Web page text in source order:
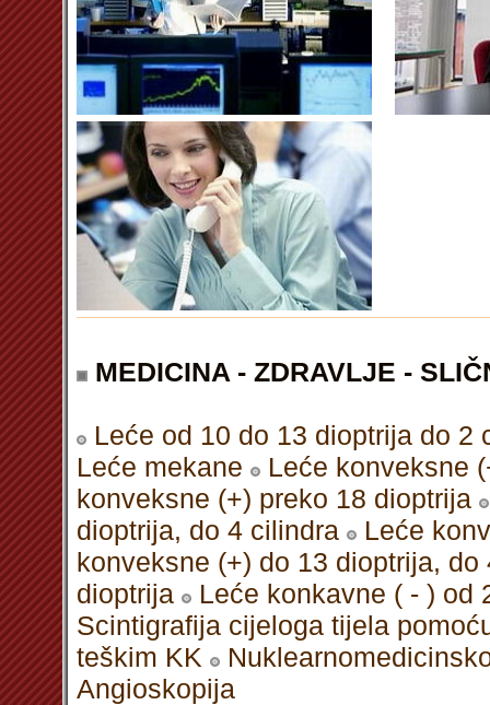
MEDICINA - ZDRAVLJE -
Leće od 10 do 13 dioptrija do 2
Leće mekane
Leće konveksne
konveksne (+) preko 18 dioptrija
dioptrija, do 4 cilindra
Leće
konveksne (+) do 13 dioptrija, do
dioptrija
Leće konkavne ( - ) od
Scintigrafija cijeloga tijela
teškim KK
Angioskopija